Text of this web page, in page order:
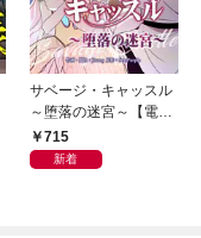
サベージ・キャッスル
～堕落の迷宮～【電子
単行本版】 第1巻
715
新着